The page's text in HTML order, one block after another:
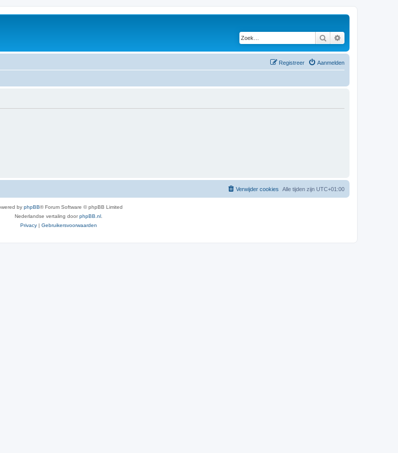
Zoek
Aanmelden
Registreer
Alle tijden zijn UTC+01:00
Verwijder cookies
by phpBB® Forum Software © phpBB Limited
Nederlandse vertaling doorphpBB.nl
Privacy | Gebruikersvoorwaarden